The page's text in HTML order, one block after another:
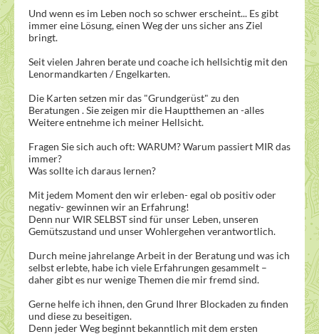
Und wenn es im Leben noch so schwer erscheint... Es gibt
immer eine Lösung, einen Weg der uns sicher ans Ziel
bringt.
Seit vielen Jahren berate und coache ich hellsichtig mit den
Lenormandkarten / Engelkarten.
Die Karten setzen mir das "Grundgerüst" zu den
Beratungen . Sie zeigen mir die Hauptthemen an -alles
Weitere entnehme ich meiner Hellsicht.
Fragen Sie sich auch oft: WARUM? Warum passiert MIR das
immer?
Was sollte ich daraus lernen?
Mit jedem Moment den wir erleben- egal ob positiv oder
negativ- gewinnen wir an Erfahrung!
Denn nur WIR SELBST sind für unser Leben, unseren
Gemütszustand und unser Wohlergehen verantwortlich.
Durch meine jahrelange Arbeit in der Beratung und was ich
selbst erlebte, habe ich viele Erfahrungen gesammelt –
daher gibt es nur wenige Themen die mir fremd sind.
Gerne helfe ich ihnen, den Grund Ihrer Blockaden zu finden
und diese zu beseitigen.
Denn jeder Weg beginnt bekanntlich mit dem ersten